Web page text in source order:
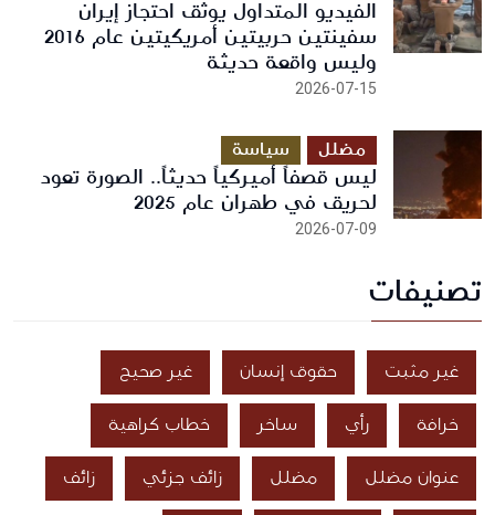
الفيديو المتداول يوثق احتجاز إيران
سفينتين حربيتين أمريكيتين عام 2016
وليس واقعة حديثة
2026-07-15
مضلل سياسة
ليس قصفاً أميركياً حديثاً.. الصورة تعود
لحريق في طهران عام 2025
2026-07-09
تصنيفات
غير مثبت حقوق إنسان غير صحيح
خرافة رأي ساخر خطاب كراهية
عنوان مضلل مضلل زائف جزئي زائف